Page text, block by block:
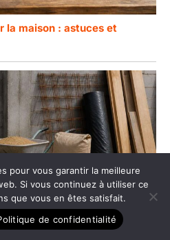
la maison : astuces et
pour vous garantir la meilleure
Si vous continuez à utiliser ce
que vous en êtes satisfait.
de confidentialité